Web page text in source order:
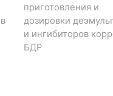
приготовления и
дозировки
и ингибиторов
БДР